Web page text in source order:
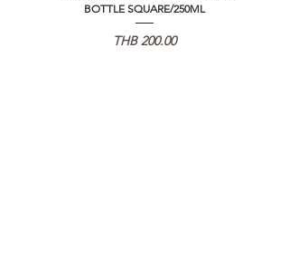
BOTTLE SQUARE/250ML
価格
THB 200.00